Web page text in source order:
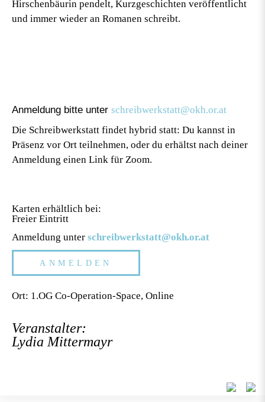
Hirschenbäurin pendelt, Kurzgeschichten veröffentlicht
und immer wieder an Romanen schreibt.
Anmeldung bitte unter schreibwerkstatt@okh.or.at
Die Schreibwerkstatt findet hybrid statt: Du kannst in
Präsenz vor Ort teilnehmen, oder du erhältst nach deiner
Anmeldung einen Link für Zoom.
Karten erhältlich bei:
Freier Eintritt
Anmeldung unter schreibwerkstatt@okh.or.at
ANMELDEN
Ort: 1.OG Co-Operation-Space, Online
Veranstalter:
Lydia Mittermayr